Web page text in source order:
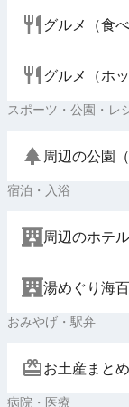
グルメ（食べ
グルメ（ホ
スポーツ・公園・レ
周辺の公園
宿泊・入浴
周辺のホテ
湯めぐり海
おみやげ・駅弁
お土産まと
病院・医療